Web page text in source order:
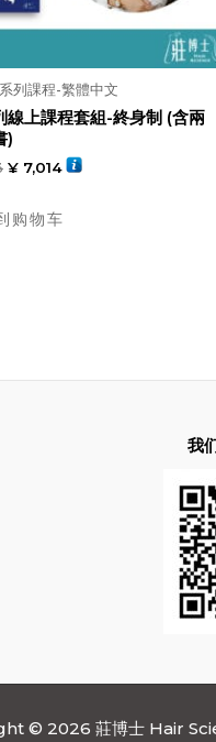
列課程-繁體中文
線上課程套組-終身制 (含兩
)
¥ 7,014
购物车
我
© 2026 莊博士 Hair